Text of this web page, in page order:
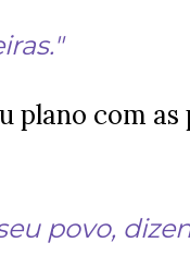
plano com
povo,